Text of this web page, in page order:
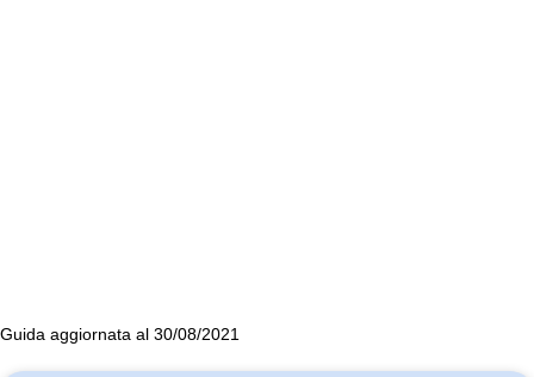
Guida aggiornata al 30/08/2021